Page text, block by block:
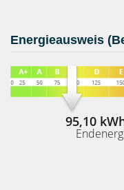
Energieausweis
95,10